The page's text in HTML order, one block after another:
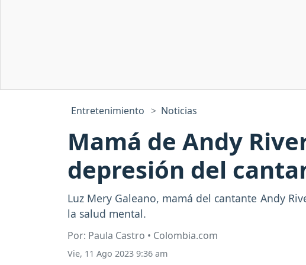
Entretenimiento Noticias
Mamá de Andy
depresión del
Luz Mery Galeano, mamá del cantante Andy
la salud mental.
Por: Paula Castro • Colombia.com
Vie, 11 Ago 2023 9:36 am